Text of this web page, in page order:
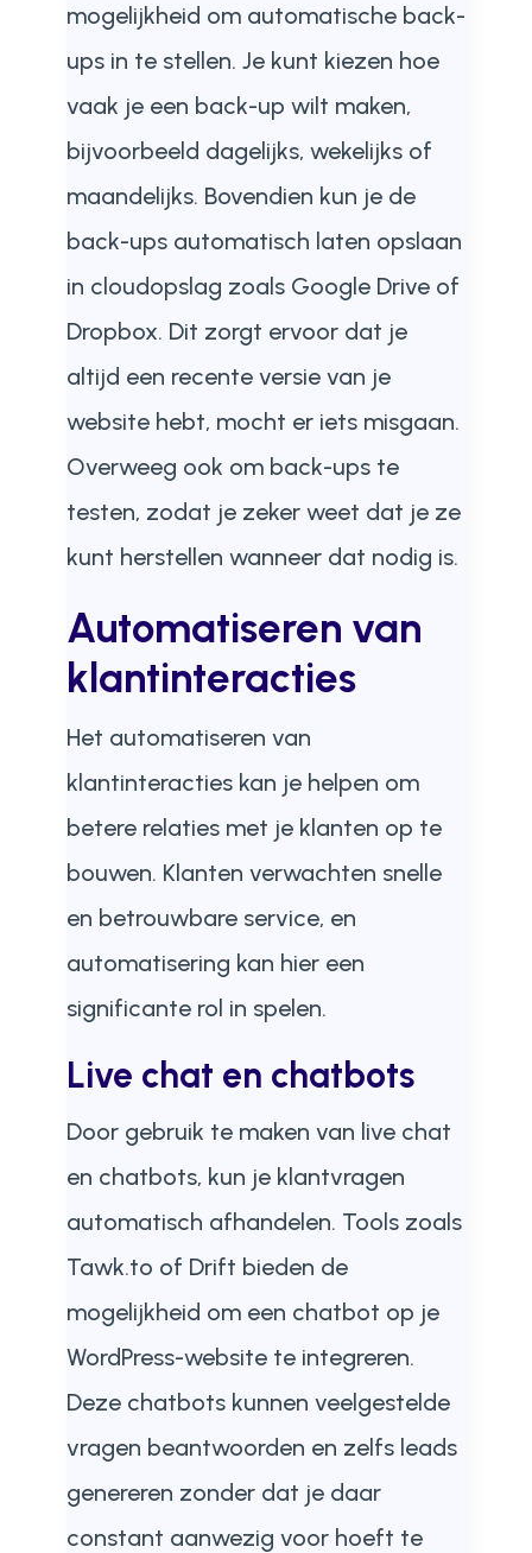
mogelijkheid om automatische back-
ups in te stellen. Je kunt kiezen hoe
vaak je een back-up wilt maken,
bijvoorbeeld dagelijks, wekelijks of
maandelijks. Bovendien kun je de
back-ups automatisch laten opslaan
in cloudopslag zoals Google Drive of
Dropbox. Dit zorgt ervoor dat je
altijd een recente versie van je
website hebt, mocht er iets misgaan.
Overweeg ook om back-ups te
testen, zodat je zeker weet dat je ze
kunt herstellen wanneer dat nodig is.
Automatiseren van
klantinteracties
Het automatiseren van
klantinteracties kan je helpen om
betere relaties met je klanten op te
bouwen. Klanten verwachten snelle
en betrouwbare service, en
automatisering kan hier een
significante rol in spelen.
Live chat en chatbots
Door gebruik te maken van live chat
en chatbots, kun je klantvragen
automatisch afhandelen. Tools zoals
Tawk.to of Drift bieden de
mogelijkheid om een chatbot op je
WordPress-website te integreren.
Deze chatbots kunnen veelgestelde
vragen beantwoorden en zelfs leads
genereren zonder dat je daar
constant aanwezig voor hoeft te